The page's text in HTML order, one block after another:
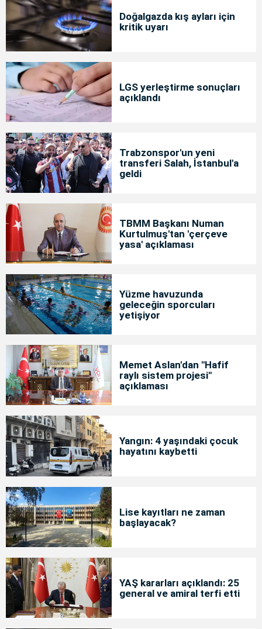
Doğalgazda kış ayları için
kritik uyarı
LGS yerleştirme sonuçları
açıklandı
Trabzonspor'un yeni
transferi Salah, İstanbul'a
geldi
TBMM Başkanı Numan
Kurtulmuş'tan 'çerçeve
yasa' açıklaması
Yüzme havuzunda
geleceğin sporcuları
yetişiyor
Memet Aslan'dan "Hafif
raylı sistem projesi"
açıklaması
Yangın: 4 yaşındaki çocuk
hayatını kaybetti
Lise kayıtları ne zaman
başlayacak?
YAŞ kararları açıklandı: 25
general ve amiral terfi etti